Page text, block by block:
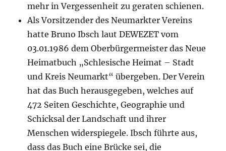
mehr in Vergessenheit zu geraten schienen.
Als Vorsitzender des Neumarkter Vereins
hatte Bruno Ibsch laut DEWEZET vom
03.01.1986 dem Oberbürgermeister das Neue
Heimatbuch „Schlesische Heimat – Stadt
und Kreis Neumarkt“ übergeben. Der Verein
hat das Buch herausgegeben, welches auf
472 Seiten Geschichte, Geographie und
Schicksal der Landschaft und ihrer
Menschen widerspiegele. Ibsch führte aus,
dass das Buch eine Brücke sei, die